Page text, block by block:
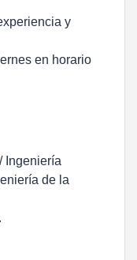
y
en horario
Ingeniería
de la